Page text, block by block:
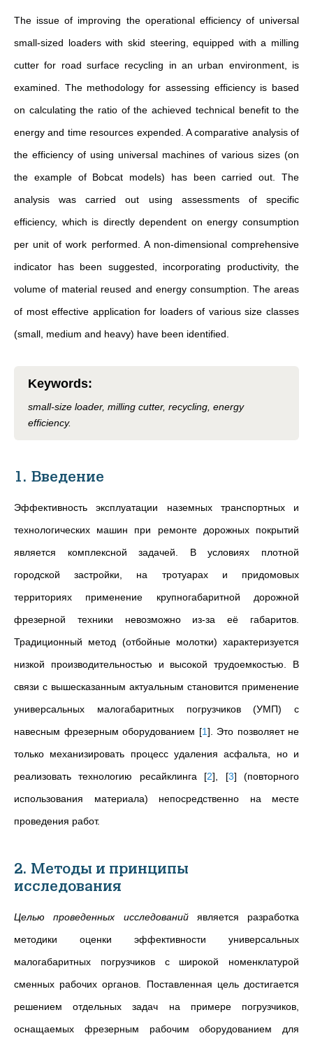
The issue of improving the operational efficiency of universal
small-sized loaders with skid steering, equipped with a milling
cutter for road surface recycling in an urban environment, is
examined. The methodology for assessing efficiency is based
on calculating the ratio of the achieved technical benefit to the
energy and time resources expended. A comparative analysis of
the efficiency of using universal machines of various sizes (on
the example of Bobcat models) has been carried out. The
analysis was carried out using assessments of specific
efficiency, which is directly dependent on energy consumption
per unit of work performed. A non-dimensional comprehensive
indicator has been suggested, incorporating productivity, the
volume of material reused and energy consumption. The areas
of most effective application for loaders of various size classes
(small, medium and heavy) have been identified.
Keywords:
small-size loader, milling cutter, recycling, energy
efficiency.
1. Введение
Эффективность эксплуатации наземных транспортных и
технологических машин при ремонте дорожных покрытий
является комплексной задачей. В условиях плотной
городской застройки, на тротуарах и придомовых
территориях применение крупногабаритной дорожной
фрезерной техники невозможно из-за её габаритов.
Традиционный метод (отбойные молотки) характеризуется
низкой производительностью и высокой трудоемкостью. В
связи с вышесказанным актуальным становится применение
универсальных малогабаритных погрузчиков (УМП) с
навесным фрезерным оборудованием [1] . Это позволяет не
только механизировать процесс удаления асфальта, но и
реализовать технологию ресайклинга [2] [3] (повторного
использования материала) непосредственно на месте
проведения работ.
2. Методы и принципы
исследования
Целью проведенных исследованийявляется разработка
методики оценки эффективности универсальных
малогабаритных погрузчиков с широкой номенклатурой
сменных рабочих органов. Поставленная цель достигается
решением отдельных задач на примере погрузчиков,
оснащаемых фрезерным рабочим оборудованием для